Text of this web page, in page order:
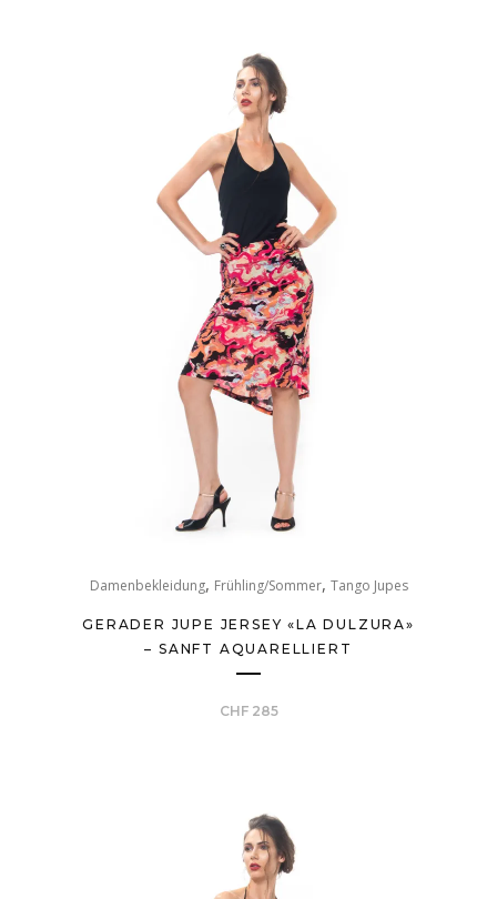
Damenbekleidung, Frühling/Sommer, Tango Jupes
GERADER JUPE JERSEY «LA DULZURA»
– SANFT AQUARELLIERT
CHF285